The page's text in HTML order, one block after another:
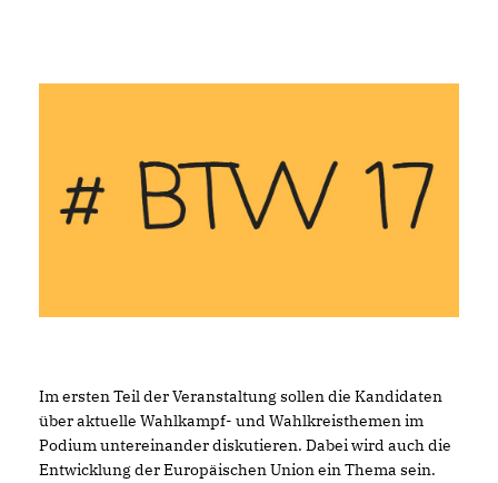
Im ersten Teil der Veranstaltung sollen die Kandidaten
über aktuelle Wahlkampf- und Wahlkreisthemen im
Podium untereinander diskutieren. Dabei wird auch die
Entwicklung der Europäischen Union ein Thema sein.